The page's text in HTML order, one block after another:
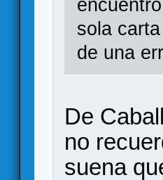
sola
de una
De
no
suena